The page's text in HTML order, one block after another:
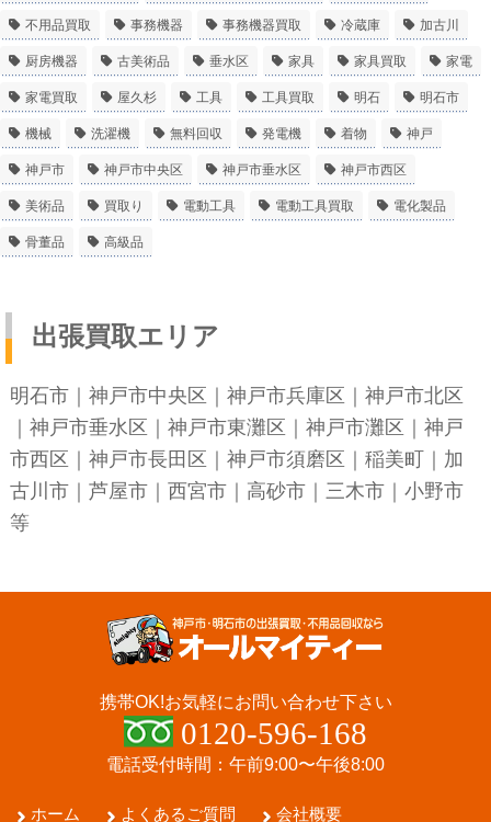
不用品買取 事務機器 事務機器買取 冷蔵庫 加古川
厨房機器 古美術品 垂水区 家具 家具買取 家電
家電買取 屋久杉 工具 工具買取 明石 明石市
機械 洗濯機 無料回収 発電機 着物 神戸
神戸市 神戸市中央区 神戸市垂水区 神戸市西区
美術品 買取り 電動工具 電動工具買取 電化製品
骨董品 高級品
出張買取エリア
明石市｜ 神戸市中央区 神戸市兵庫区
神戸市北区
神戸市垂水区 神戸市東灘区 神戸市灘区
神戸
市西区
神戸市長田区 神戸市須磨区
｜稲美町｜加
古川市｜芦屋市｜西宮市｜高砂市｜三木市｜小野市
等
携帯OK!お気軽にお問い合わせ下さい
0120-596-168
電話受付時間：午前9:00〜午後8:00
ホーム よくあるご質問 会社概要